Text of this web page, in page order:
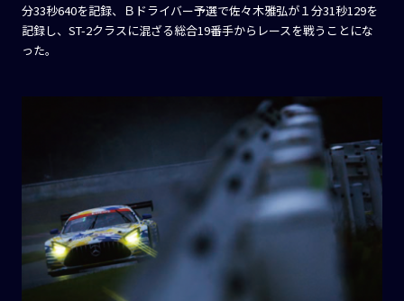
分33秒640を記録、Ｂドライバー予選で佐々木雅弘が１分31秒129を
記録し、ST-2クラスに混ざる総合19番手からレースを戦うことにな
った。